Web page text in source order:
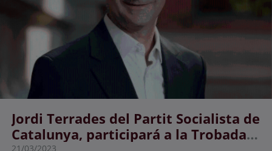
Jordi Terrades del Partit Socialista de
Catalunya, participará a la Trobada
21/03/2023